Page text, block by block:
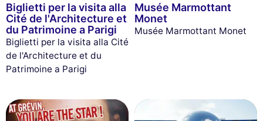
Biglietti per la visita alla
Cité de l'Architecture et
du Patrimoine a Parigi
Biglietti per la visita alla Cité
de l'Architecture et du
Patrimoine a Parigi
Musée Marmottant
Monet
Musée Marmottant Monet